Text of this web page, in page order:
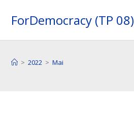
InhaltForDemocracy (TP 08)
> 2022 > Mai